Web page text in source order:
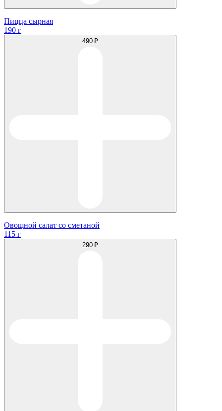
Пицца сырная
190 г
490 ₽
Овощной салат со сметаной
115 г
290 ₽